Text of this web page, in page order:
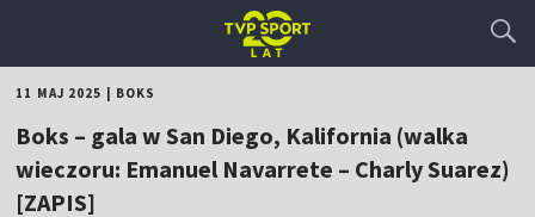
11 MAJ 2025 BOKS
Boks – gala w San Diego, Kalifornia (walka
wieczoru: Emanuel Navarrete – Charly Suarez)
[ZAPIS]